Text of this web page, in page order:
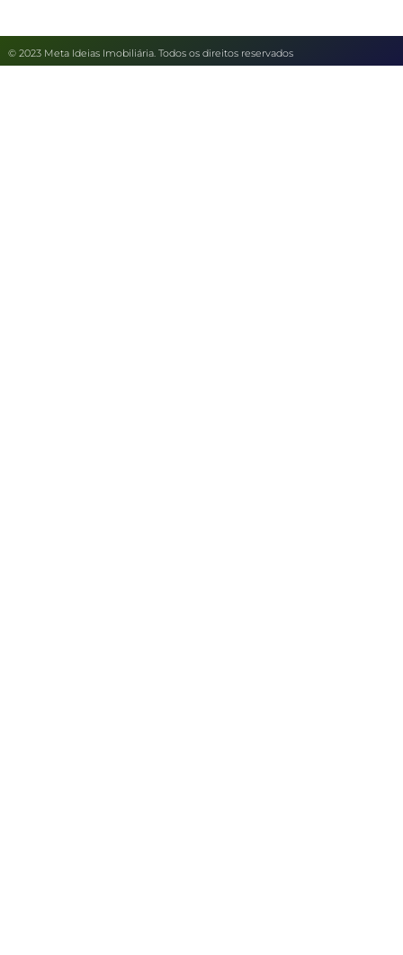
© 2023 Meta Ideias Imobiliária. Todos os direitos reservados